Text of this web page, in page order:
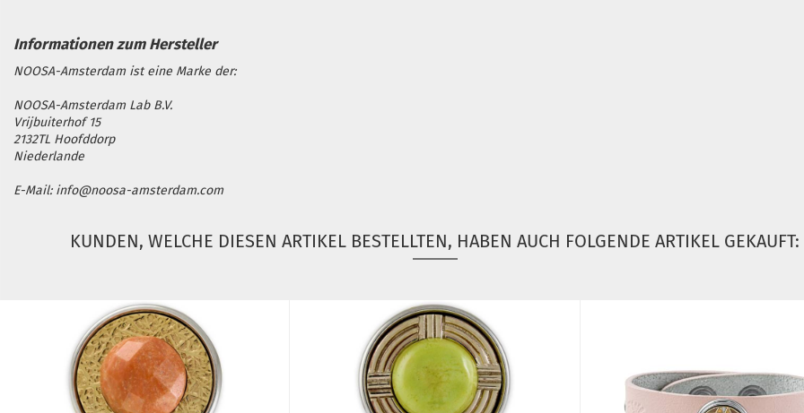
NOOSA-Amsterdam ist eine Marke der:
NOOSA-Amsterdam Lab B.V.
Vrijbuiterhof 15
2132TL Hoofddorp
Niederlande
E-Mail: info@noosa-amsterdam.com
KUNDEN, WELCHE DIESEN ARTIKEL BESTELLTEN, HABEN AUCH FOLGENDE ARTIKEL GEKAUFT: